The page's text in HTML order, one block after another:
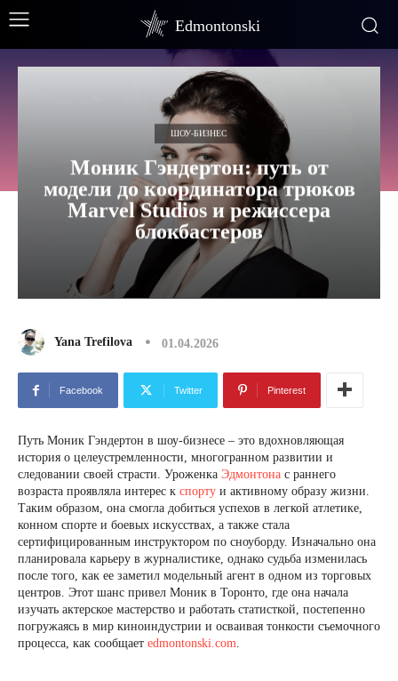
Edmontonski
ШОУ-БИЗНЕС
Моник Гэндертон: путь от
модели до координатора трюков
Marvel Studios и режиссера
блокбастеров
Yana Trefilova 01.04.2026
Facebook Twitter Pinterest
Путь Моник Гэндертон в шоу-бизнесе – это вдохновляющая
история о целеустремленности, многогранном развитии и
следовании своей страсти. Уроженка Эдмонтона с раннего
возраста проявляла интерес к спорту и активному образу жизни.
Таким образом, она смогла добиться успехов в легкой атлетике,
конном спорте и боевых искусствах, а также стала
сертифицированным инструктором по сноуборду. Изначально она
планировала карьеру в журналистике, однако судьба изменилась
после того, как ее заметил модельный агент в одном из торговых
центров. Этот шанс привел Моник в Торонто, где она начала
изучать актерское мастерство и работать статисткой, постепенно
погружаясь в мир киноиндустрии и осваивая тонкости съемочного
процесса, как сообщает edmontonski.com.